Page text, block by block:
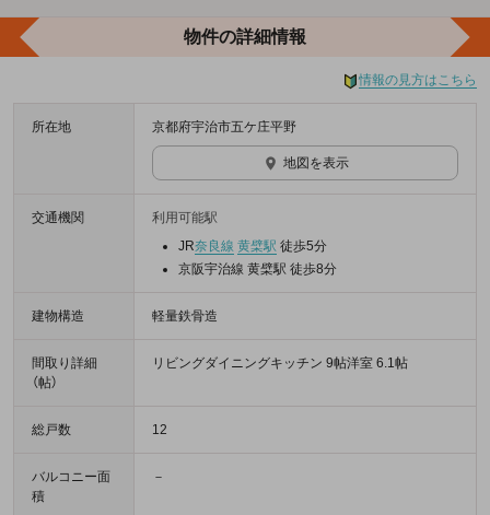
物件の詳細情報
情報の見方はこちら
所在地 京都府宇治市五ケ庄平野
地図を表示
交通機関
利用可能駅
JR奈良線 黄檗駅 徒歩5分
京阪宇治線 黄檗駅 徒歩8分
建物構造 軽量鉄骨造
間取り詳細
（帖）
リビングダイニングキッチン 9帖洋室 6.1帖
総戸数 12
バルコニー面
積
－